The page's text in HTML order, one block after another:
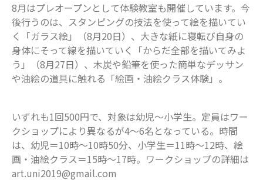
8月はプレオープンとして体験教室も開催しています。今
後行うのは、スタンピングの技法を使って絵を描いてい
く「ガラス絵」（8月20日）、大きな紙に寝転び自身の
身体にそって線を描いていく「からだ全部を描いてみよ
う」（8月27日）、木炭や鉛筆を使った簡単なデッサン
や油絵の道具に触れる「絵画・油絵クラス体験」。
いずれも1回500円で、対象は幼児～小学生。定員はワー
クショップにより異なるが4～6名となっている。時間
は、幼児＝10時～10時50分、小学生＝11時～12時、絵
画・油絵クラス＝15時～17時。ワークショップの詳細は
art.uni2019@gmail.com